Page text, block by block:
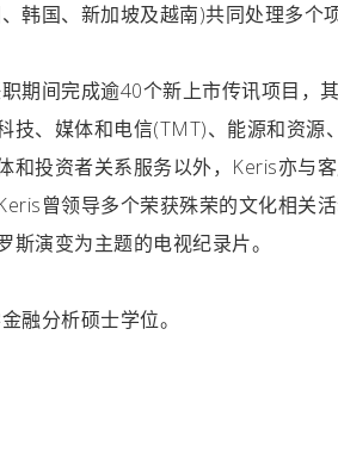
韩国、新加坡及越南)共同处理多个项
期间完成逾40个新上市传讯项目，
技、媒体和电信(TMT)、能源和资源
和投资者关系服务以外，Keris亦与
曾领导多个荣获殊荣的文化相关
斯演变为主题的电视纪录片。
融分析硕士学位。